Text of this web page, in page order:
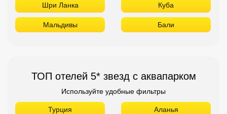
Шри Ланка Куба
Мальдивы Бали
ТОП отелей 5* звезд с аквапарком
Используйте удобные фильтры
Турция Аланья